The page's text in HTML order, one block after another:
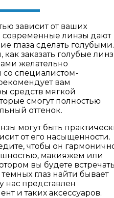
зависит от ваших
современные линзы дают
глаза сделать голубыми.
заказать голубые
желательно
со специалистом-
вам
средств мягкой
смогут полностью
оттенок.
могут быть
от его насыщенности.
чтобы он
макияжем или
вы будете
глаз найти бывает
нас представлен
и таких аксессуаров.